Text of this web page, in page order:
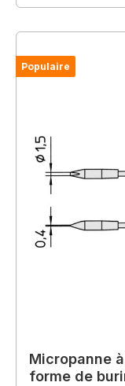
Populaire
Micropanne
forme de